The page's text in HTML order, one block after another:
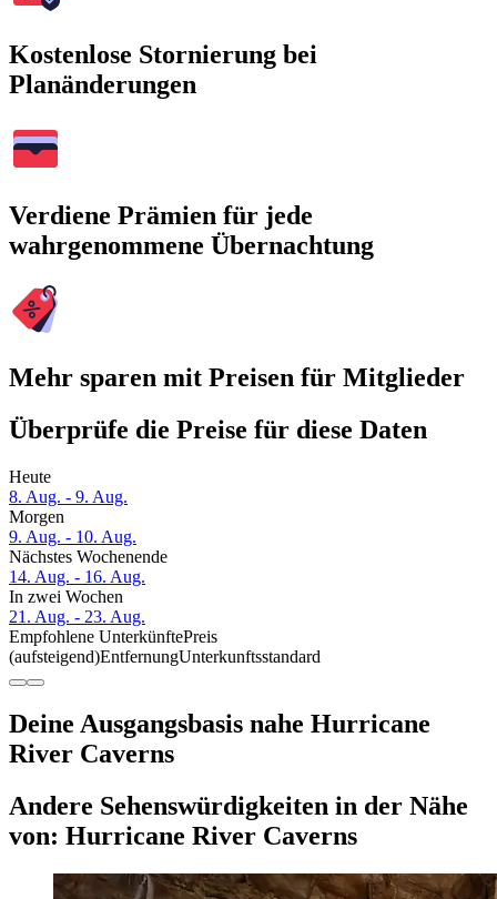
Kostenlose Stornierung bei
Planänderungen
Verdiene Prämien für jede
wahrgenommene Übernachtung
Mehr sparen mit Preisen für Mitglieder
Überprüfe die Preise für diese Daten
Heute
8. Aug. - 9. Aug.
Morgen
9. Aug. - 10. Aug.
Nächstes Wochenende
14. Aug. - 16. Aug.
In zwei Wochen
21. Aug. - 23. Aug.
Empfohlene UnterkünftePreis
(aufsteigend)EntfernungUnterkunftsstandard
Deine Ausgangsbasis nahe Hurricane
River Caverns
Andere Sehenswürdigkeiten in der Nähe
von: Hurricane River Caverns